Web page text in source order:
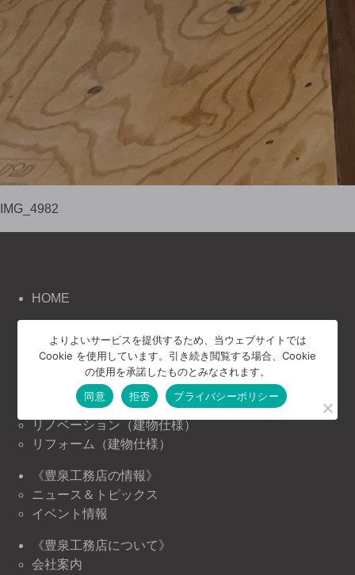
IMG_4982
HOME
コンセプト
お客様の声
注文住宅（建物仕様）
リノベーション（建物仕様）
リフォーム（建物仕様）
《豊泉工務店の情報》
ニュース＆トピックス
イベント情報
《豊泉工務店について》
会社案内
よりよいサービスを提供するため、当ウェブサイトでは
Cookie を使用しています。引き続き閲覧する場合、Cookie
の使用を承諾したものとみなされます。
同意
拒否 プライバシーポリシー